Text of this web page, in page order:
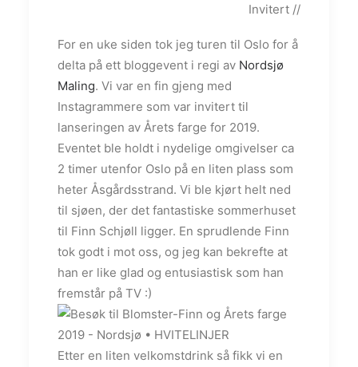
Invitert //
For en uke siden tok jeg turen til Oslo for å
delta på ett bloggevent i regi av Nordsjø
Maling. Vi var en fin gjeng med
Instagrammere som var invitert til
lanseringen av Årets farge for 2019.
Eventet ble holdt i nydelige omgivelser ca
2 timer utenfor Oslo på en liten plass som
heter Åsgårdsstrand. Vi ble kjørt helt ned
til sjøen, der det fantastiske sommerhuset
til Finn Schjøll ligger. En sprudlende Finn
tok godt i mot oss, og jeg kan bekrefte at
han er like glad og entusiastisk som han
fremstår på TV :)
Etter en liten velkomstdrink så fikk vi en